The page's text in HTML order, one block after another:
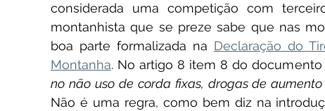
considerada uma competição com
montanhista que se preze sabe que nas
boa parte formalizada na Declaração do
Montanha. No artigo 8 item 8 do documento
no não uso de corda fixas, drogas de
Não é uma regra, como bem diz na